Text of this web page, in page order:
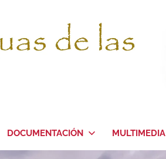
DOCUMENTACIÓN MULTIMEDIA